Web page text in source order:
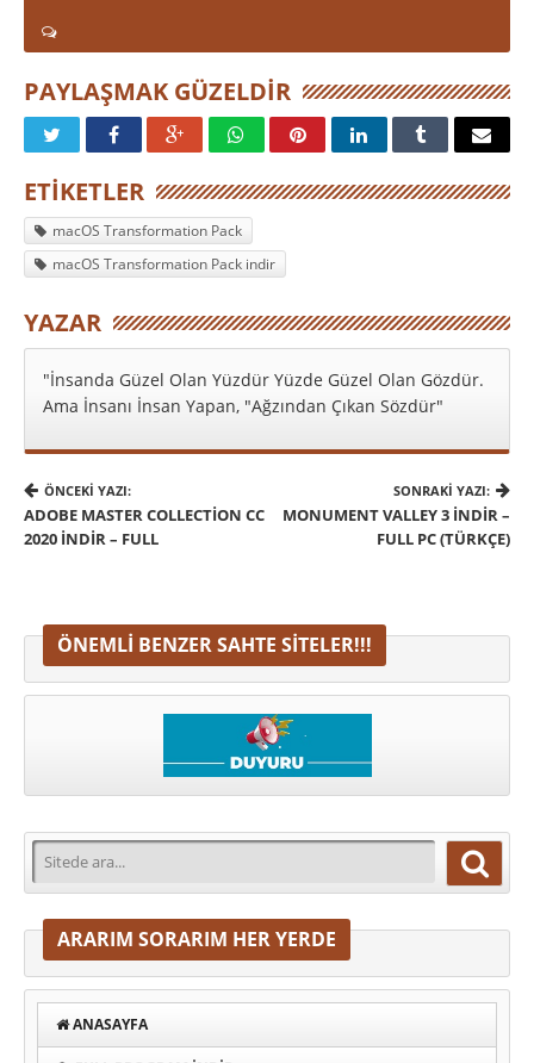
PAYLAŞMAK GÜZELDIR
ETIKETLER
macOS Transformation Pack
macOS Transformation Pack indir
YAZAR
"İnsanda Güzel Olan Yüzdür Yüzde Güzel Olan Gözdür.
Ama İnsanı İnsan Yapan, "Ağzından Çıkan Sözdür"
ÖNCEKI YAZI:
ADOBE MASTER COLLECTION CC
2020 İNDIR – FULL
SONRAKI YAZI:
MONUMENT VALLEY 3 İNDIR –
FULL PC (TÜRKÇE)
ÖNEMLI BENZER SAHTE SITELER!!!
ARARIM SORARIM HER YERDE
ANASAYFA